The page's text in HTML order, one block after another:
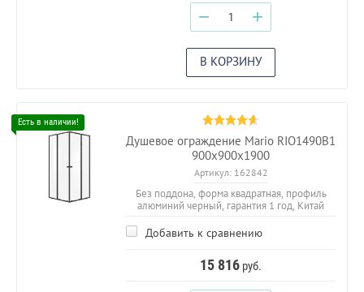
− +
В КОРЗИНУ
Душевое ограждение Mario RIO1490B1
900х900х1900
Артикул:162842
Без поддона, форма квадратная, профиль
алюминий черный, гарантия 1 год, Китай
Добавить к сравнению
15 816 руб.